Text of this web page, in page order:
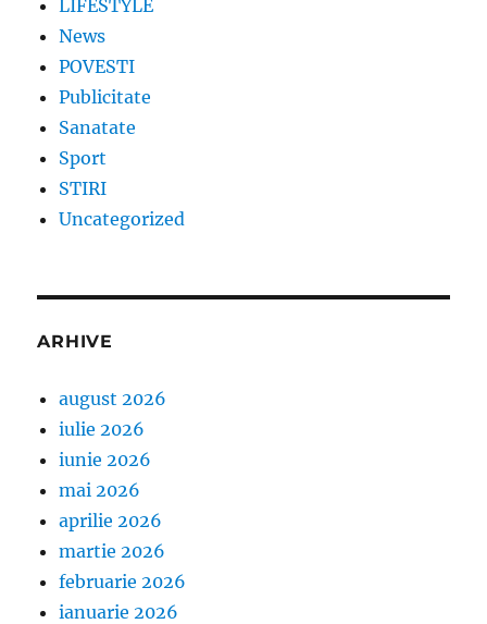
LIFESTYLE
News
POVESTI
Publicitate
Sanatate
Sport
STIRI
Uncategorized
ARHIVE
august 2026
iulie 2026
iunie 2026
mai 2026
aprilie 2026
martie 2026
februarie 2026
ianuarie 2026